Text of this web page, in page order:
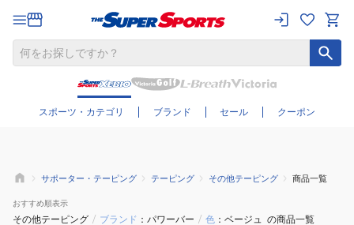
スポーツ・カテゴリ ブランド セール クーポン
さらに絞り込む
サポーター・テーピング テーピング その他テーピング 商品一覧
おすすめ順表示
その他テーピング / ブランド パワーバー / 色 ベージュ の商品一覧